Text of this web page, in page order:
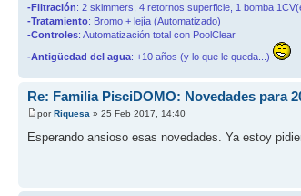
-Filtración: 2 skimmers, 4 retornos superficie, 1 bomba
-Tratamiento: Bromo + lejía (Automatizado)
-Controles: Automatización total con PoolClear
-Antigüedad del agua: +10 años (y lo que le queda...)
Re: Familia PisciDOMO: Novedades para
porRiquesa » 25 Feb 2017, 14:40
Esperando ansioso esas novedades. Ya estoy